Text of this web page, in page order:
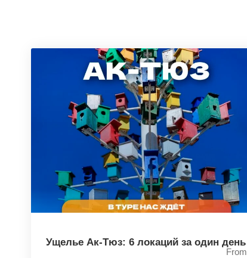
Ущелье Ак-Тюз: 6 локаций за один день
From